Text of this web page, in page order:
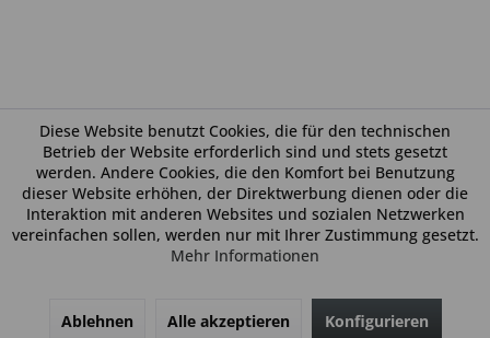
Diese Website benutzt Cookies, die für den technischen
Betrieb der Website erforderlich sind und stets gesetzt
werden. Andere Cookies, die den Komfort bei Benutzung
dieser Website erhöhen, der Direktwerbung dienen oder die
Interaktion mit anderen Websites und sozialen Netzwerken
vereinfachen sollen, werden nur mit Ihrer Zustimmung gesetzt.
Mehr Informationen
Ablehnen Alle akzeptieren Konfigurieren